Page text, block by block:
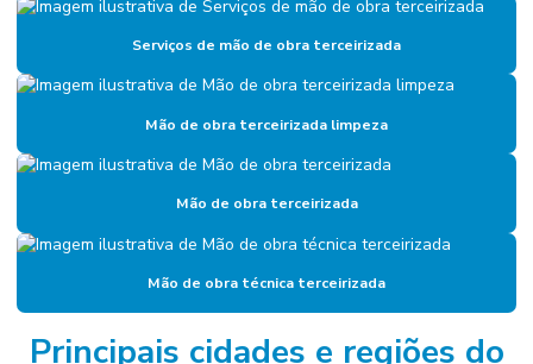
Empresa de facilities
Empresa de facilities industrial
Empresa de gerenciamento de ativos
Empresa de gestão de ativos industriais
Empresa de gestão de manutenção
Empresa gestora de ativos
Empresa de manutenção
Serviços de mão de obra terceirizada
Mão de obra terceirizada limpeza
Mão de obra terceirizada
Mão de obra técnica terceirizada
Principais cidades e regiões do